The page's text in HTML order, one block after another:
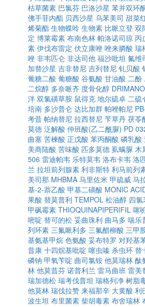
枯草菌素 巴氯芬 巴洛沙星 苯并双环
佛手苷内酯 贝西沙星 乌苯美司 甜菜
烯菊酯 生物蝶呤 生物素 比哌立登 双
定 博莱霉素 布南色林 帕洛诺司琼 丙
素 伊伐布雷定 伏立康唑 唑来膦酸 瑞
唑 非韦匹仑 非达司他 福沙吡坦 氟维
加替沙星 吉非替尼 吉列替尼 钆贝酸
葡糖二酸 葡糖酸 谷氨酸 甘油酸 二酚
二烷醇 多奈哌齐 度骨化醇
泮 双氯磺草胺 鼠得克 地尔硫卓 二硫
培南 多沙普仑 达比加群 帕唑帕尼
考昔 帕纳替尼 拉西替尼 苄草丹 茯苓
莫德 泛解酸 仲班酸(乙二酰脲) PD
曲塞 苦楝酸 正戊酸 苯丙酮酸 磷乳酸
美商陆酸 苦味酸 匹多莫德 虱螨脲 木
506 雷迪帕韦 乐特莫韦 洛布卡韦 洛
兰 拉坦前列腺素 利非斯特 利马前列
美司那 MHBMA 马里佐米 甲硫威 马
基-2-萘乙酸 甲基二磺酸 MONIC
果酸 替莫普利 TEMPOL 松油醇 四
甲砜霉素 THIOQUINAPIPERIFIL 噻
嘧啶 替可的松 妥曲珠利 曲马多 喘乐
列环素 三氟哌利多 三氟醋柳酸 三甲
基氨基甲烷 色氨酸 妥布特罗 对羟基
昔康 十四烷基吡啶 噻虫嗪 杀虫环 替
磷钠 甲氧苄啶 曲司氯铵 他莫瑞林 酞
林 他莫昔芬 诺普利兰 雷马曲班 雷美
瑞加德松 瑞考伐普坦 瑞格列净 树脂
他莫林 瑞伐拉赞 来福那辛 大黄酸 利
波生坦 布里菌素 柴胡毒素 布舍瑞林